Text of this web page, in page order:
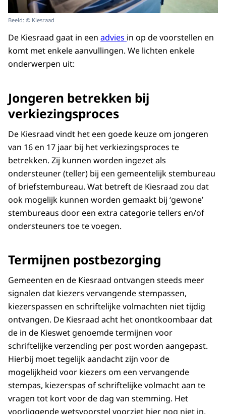
Beeld: © Kiesraad
De Kiesraad gaat in een advies in op de voorstellen en
komt met enkele aanvullingen. We lichten enkele
onderwerpen uit:
Jongeren betrekken bij
verkiezingsproces
De Kiesraad vindt het een goede keuze om jongeren
van 16 en 17 jaar bij het verkiezingsproces te
betrekken. Zij kunnen worden ingezet als
ondersteuner (teller) bij een gemeentelijk stembureau
of briefstembureau. Wat betreft de Kiesraad zou dat
ook mogelijk kunnen worden gemaakt bij ‘gewone’
stembureaus door een extra categorie tellers en/of
ondersteuners toe te voegen.
Termijnen postbezorging
Gemeenten en de Kiesraad ontvangen steeds meer
signalen dat kiezers vervangende stempassen,
kiezerspassen en schriftelijke volmachten niet tijdig
ontvangen. De Kiesraad acht het onontkoombaar dat
de in de Kieswet genoemde termijnen voor
schriftelijke verzending per post worden aangepast.
Hierbij moet tegelijk aandacht zijn voor de
mogelijkheid voor kiezers om een vervangende
stempas, kiezerspas of schriftelijke volmacht aan te
vragen tot kort voor de dag van stemming. Het
voorliggende wetsvoorstel voorziet hier nog niet in.